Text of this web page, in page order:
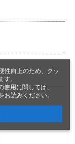
性向上のため、クッ
。
用に関しては、
お読みください。